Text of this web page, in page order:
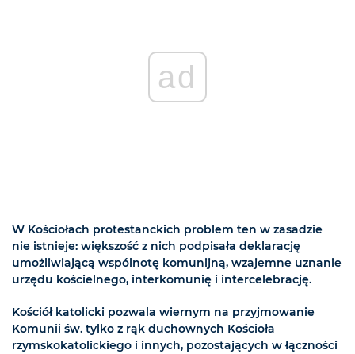
ad
W Kościołach protestanckich problem ten w zasadzie
nie istnieje: większość z nich podpisała deklarację
umożliwiającą wspólnotę komunijną, wzajemne uznanie
urzędu kościelnego, interkomunię i intercelebrację.
Kościół katolicki pozwala wiernym na przyjmowanie
Komunii św. tylko z rąk duchownych Kościoła
rzymskokatolickiego i innych, pozostających w łączności